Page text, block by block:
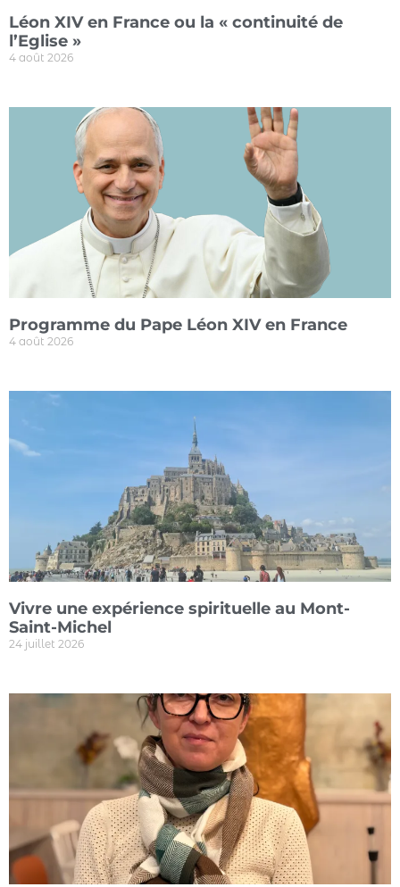
Léon XIV en France ou la « continuité de
l’Eglise »
4 août 2026
Programme du Pape Léon XIV en France
4 août 2026
Vivre une expérience spirituelle au Mont-
Saint-Michel
24 juillet 2026